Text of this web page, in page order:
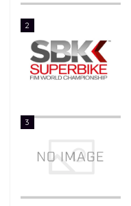
2
3